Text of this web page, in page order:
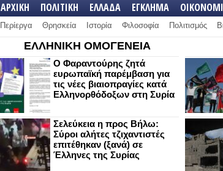
ΑΡΧΙΚΗ ΠΟΛΙΤΙΚΗ ΕΛΛΑΔΑ ΕΓΚΛΗΜΑ
Περίεργα Θρησκεία Ιστορία Φιλοσοφία Πολιτισμός
ΕΛΛΗΝΙΚΗ ΟΜΟΓΕΝΕΙΑ
Ο Φαραντούρης ζητά
ευρωπαϊκή παρέμβαση για
τις νέες βιαιοπραγίες κατά
Ελληνορθόδοξων στη Συρία
Σελεύκεια η προς Βήλω:
Σύροι αλήτες τζιχαντιστές
επιτέθηκαν (ξανά) σε
Έλληνες της Συρίας